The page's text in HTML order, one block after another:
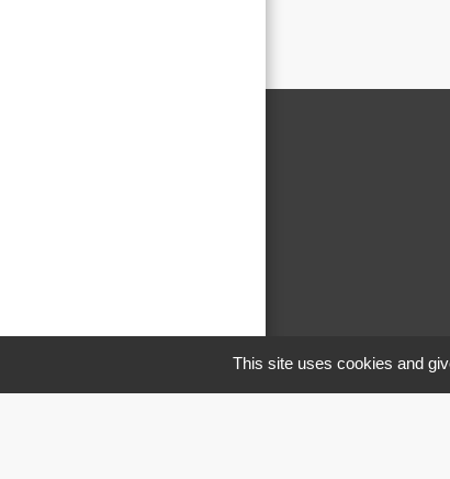
This site uses cookies and